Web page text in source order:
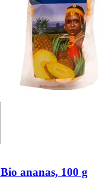
Bio ananas, 100 g